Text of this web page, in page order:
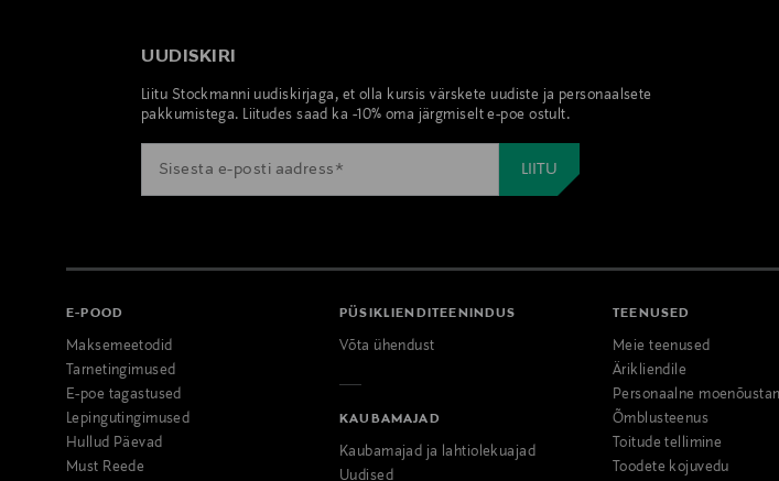
UUDISKIRI
Liitu Stockmanni uudiskirjaga, et olla kursis värskete uudiste ja personaalsete
pakkumistega. Liitudes saad ka -10% oma järgmiselt e-poe ostult.
E-POOD
Maksemeetodid
Tarnetingimused
E-poe tagastused
Lepingutingimused
Hullud Päevad
Must Reede
PÜSIKLIENDITEENINDUS
Võta ühendust
KAUBAMAJAD
Kaubamajad ja lahtiolekuajad
Uudised
TEENUSED
Meie teenused
Ärikliendile
Personaalne
Õmblusteenus
Toitude tellimine
Toodete kojuvedu